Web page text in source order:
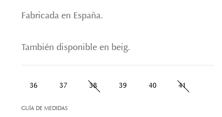
Fabricada en España.
También disponible en beig.
36 37 38 39 40 41
GUÍA DE MEDIDAS